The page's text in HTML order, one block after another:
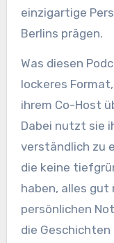
einzigartige
Berlins prägen.
Was diesen
lockeres
ihrem Co-Host
Dabei nutzt sie
verständlich zu
die keine
haben, alles gut
persönlichen
die Geschichten